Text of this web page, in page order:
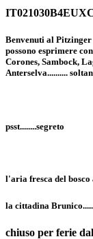
Benvenuti al
possono esprimere
Corones, Sambock,
Anterselva..........
psst........segreto
l'aria fresca del bosco
la cittadina
chiuso per ferie